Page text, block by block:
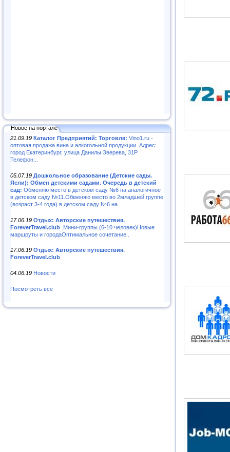
Новое на портале
21.09.19 Каталог Предприятий: Торговля: Vino1.ru -
оптовая продажа вина и алкогольной продукции. Адрес:
город Екатеринбург, улица Данилы Зверева, 31Р
Телефон:..
05.07.19 Дошкольное образование (Детские сады.
Ясли): Обмен детскими садами. Очередь в детский
сад: Обменяю место в детском саду №6 на аналогичное
в детском саду №11.Обменяю место во 2младшей группе
(возраст 3-4 года) в детском саду №6 на..
17.06.19 Отдых: Авторские путешествия.
ForeverTravel.club .Мини-группы (6-10 человек)Новые
маршруты и городаОптимальное сочетание..
17.06.19 Отдых: Авторские путешествия.
ForeverTravel.club
04.06.19 Новости
Посмотреть все